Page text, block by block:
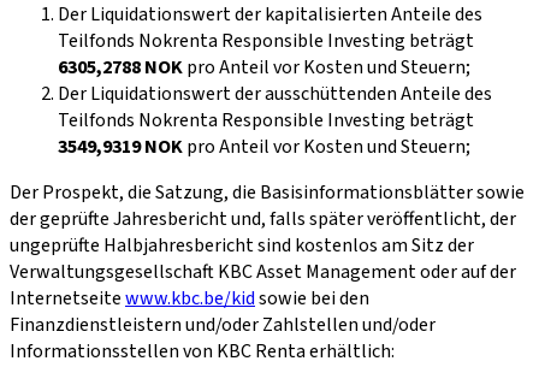
Der Liquidationswert der kapitalisierten Anteile des
Teilfonds Nokrenta Responsible Investing beträgt
6305,2788 NOKpro Anteil vor Kosten und Steuern;
Der Liquidationswert der ausschüttenden Anteile des
Teilfonds Nokrenta Responsible Investing beträgt
3549,9319 NOKpro Anteil vor Kosten und Steuern;
Der Prospekt, die Satzung, die Basisinformationsblätter sowie
der geprüfte Jahresbericht und, falls später veröffentlicht, der
ungeprüfte Halbjahresbericht sind kostenlos am Sitz der
Verwaltungsgesellschaft KBC Asset Management oder auf der
Internetseitewww.kbc.be/kidsowie bei den
Finanzdienstleistern und/oder Zahlstellen und/oder
Informationsstellen von KBC Renta erhältlich: